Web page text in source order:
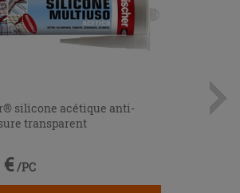
silicone acétique anti-
transparent
/PC